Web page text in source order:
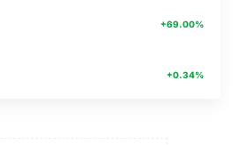
+69.00%
+0.34%